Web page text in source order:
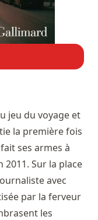
jeu du voyage et
la première fois
ses armes à
2011. Sur la place
avec
par la ferveur
les